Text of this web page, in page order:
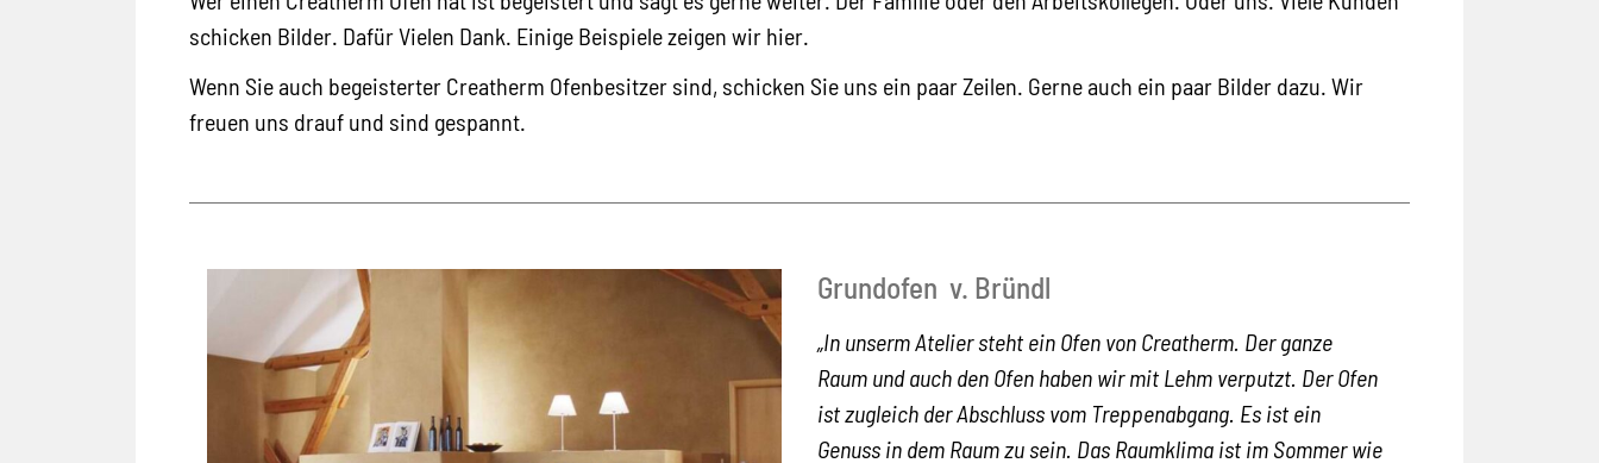
schicken Bilder. Dafür Vielen Dank. Einige Beispiele zeigen wir hier.
Wenn Sie auch begeisterter Creatherm Ofenbesitzer sind, schicken Sie uns ein paar Zeilen. Gerne auch ein paar Bilder dazu. Wir
freuen uns drauf und sind gespannt.
Grundofen v. Bründl
„In unserm Atelier steht ein Ofen von Creatherm. Der ganze
Raum und auch den Ofen haben wir mit Lehm verputzt. Der Ofen
ist zugleich der Abschluss vom Treppenabgang. Es ist ein
Genuss in dem Raum zu sein. Das Raumklima ist im Sommer wie